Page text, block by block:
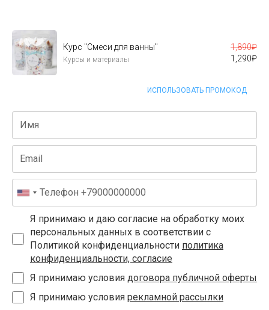
Курс "Смеси для ванны"
Курсы и материалы
1,890₽
1,290₽
ИСПОЛЬЗОВАТЬ ПРОМОКОД
Я принимаю и даю согласие на обработку моих
персональных данных в соответствии с
Политикой конфиденциальности политика
конфиденциальности, согласие
Я принимаю условия договора публичной оферты
Я принимаю условия рекламной рассылки